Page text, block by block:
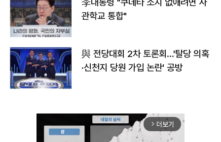
관학교 통합"
與 전당대회 2차 토론회…'탈당 의혹
·신천지 당원 가입 논란' 공방
arrow_forward_ios 더보기